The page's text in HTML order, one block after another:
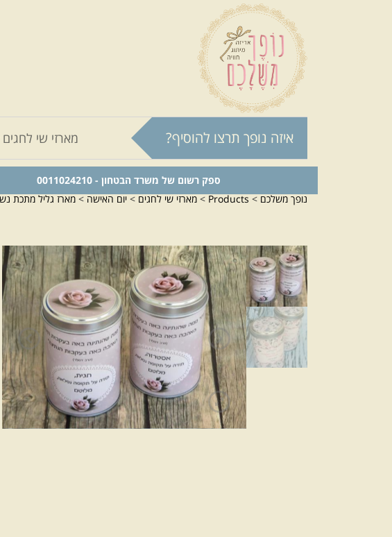
איזה נופך תרצו להוסיף? מארזי שי לחגים
ספק רשום של משרד הבטחון - 0011024210
נופך משלכם>
Products
>מארזי שי לחגים>יום האישה>מארז גליל מתכת